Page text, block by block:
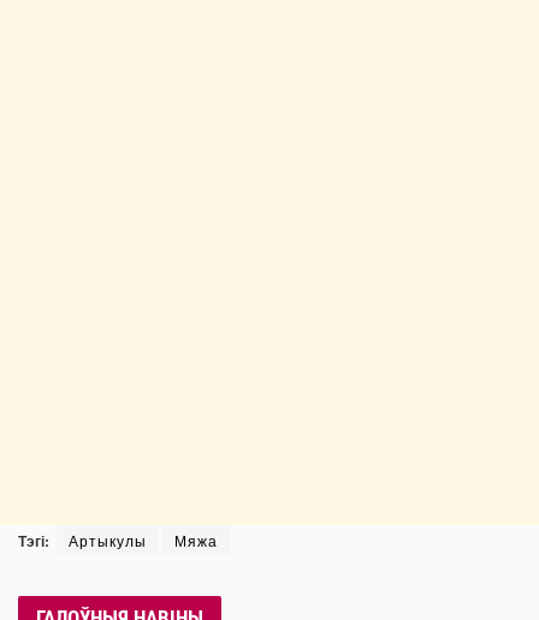
Тэгі: Артыкулы Мяжа